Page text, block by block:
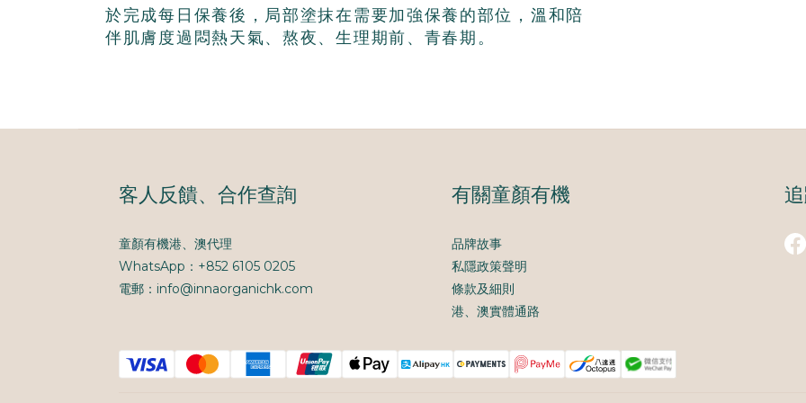
於完成每日保養後，局部塗抹在需要加強保養的部位，溫和陪
伴肌膚度過悶熱天氣、熬夜、生理期前、青春期。
客人反饋、合作查詢
童顏有機港、澳代理
WhatsApp：+852 6105 0205
電郵：info@innaorganichk.com
有關童顏有機
品牌故事
私隱政策聲明
條款及細則
港、澳實體通路